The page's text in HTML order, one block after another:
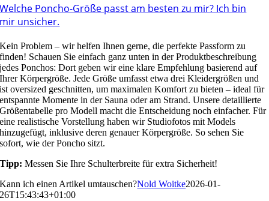
Welche Poncho-Größe passt am besten zu mir? Ich bin
mir unsicher.
Kein Problem – wir helfen Ihnen gerne, die perfekte Passform zu
finden! Schauen Sie einfach ganz unten in der Produktbeschreibung
jedes Ponchos: Dort geben wir eine klare Empfehlung basierend auf
Ihrer Körpergröße. Jede Größe umfasst etwa drei Kleidergrößen und
ist oversized geschnitten, um maximalen Komfort zu bieten – ideal für
entspannte Momente in der Sauna oder am Strand. Unsere detaillierte
Größentabelle pro Modell macht die Entscheidung noch einfacher. Für
eine realistische Vorstellung haben wir Studiofotos mit Models
hinzugefügt, inklusive deren genauer Körpergröße. So sehen Sie
sofort, wie der Poncho sitzt.
Tipp: Messen Sie Ihre Schulterbreite für extra Sicherheit!
Kann ich einen Artikel umtauschen?Nold Woitke2026-01-
26T15:43:43+01:00